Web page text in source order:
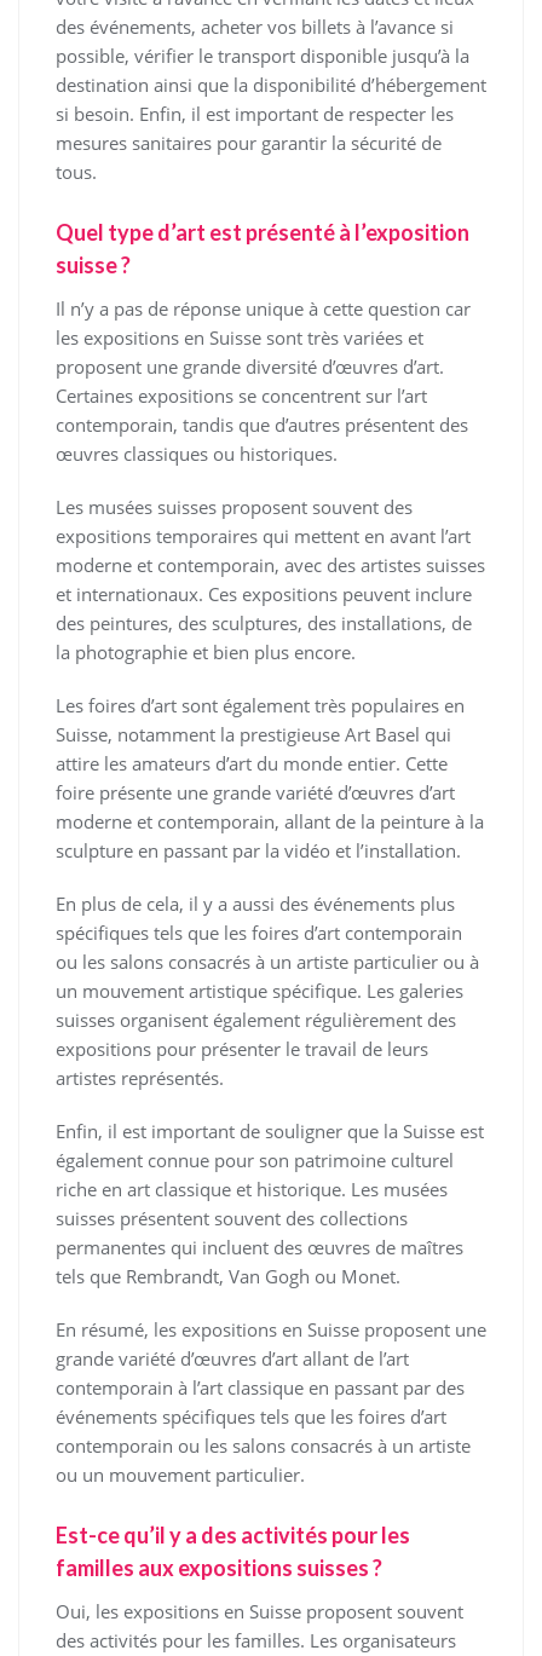
des événements, acheter vos billets à l’avance si
possible, vérifier le transport disponible jusqu’à la
destination ainsi que la disponibilité d’hébergement
si besoin. Enfin, il est important de respecter les
mesures sanitaires pour garantir la sécurité de
tous.
Quel type d’art est présenté à l’exposition
suisse ?
Il n’y a pas de réponse unique à cette question car
les expositions en Suisse sont très variées et
proposent une grande diversité d’œuvres d’art.
Certaines expositions se concentrent sur l’art
contemporain, tandis que d’autres présentent des
œuvres classiques ou historiques.
Les musées suisses proposent souvent des
expositions temporaires qui mettent en avant l’art
moderne et contemporain, avec des artistes suisses
et internationaux. Ces expositions peuvent inclure
des peintures, des sculptures, des installations, de
la photographie et bien plus encore.
Les foires d’art sont également très populaires en
Suisse, notamment la prestigieuse Art Basel qui
attire les amateurs d’art du monde entier. Cette
foire présente une grande variété d’œuvres d’art
moderne et contemporain, allant de la peinture à la
sculpture en passant par la vidéo et l’installation.
En plus de cela, il y a aussi des événements plus
spécifiques tels que les foires d’art contemporain
ou les salons consacrés à un artiste particulier ou à
un mouvement artistique spécifique. Les galeries
suisses organisent également régulièrement des
expositions pour présenter le travail de leurs
artistes représentés.
Enfin, il est important de souligner que la Suisse est
également connue pour son patrimoine culturel
riche en art classique et historique. Les musées
suisses présentent souvent des collections
permanentes qui incluent des œuvres de maîtres
tels que Rembrandt, Van Gogh ou Monet.
En résumé, les expositions en Suisse proposent une
grande variété d’œuvres d’art allant de l’art
contemporain à l’art classique en passant par des
événements spécifiques tels que les foires d’art
contemporain ou les salons consacrés à un artiste
ou un mouvement particulier.
Est-ce qu’il y a des activités pour les
familles aux expositions suisses ?
Oui, les expositions en Suisse proposent souvent
des activités pour les familles. Les organisateurs